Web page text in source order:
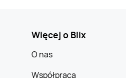
Więcej o Blix
O nas
Współpraca